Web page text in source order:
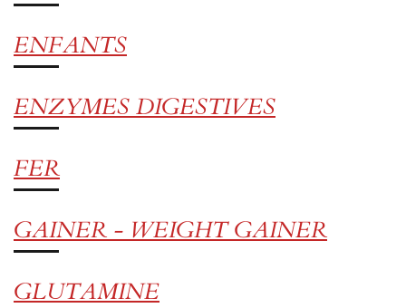
ENFANTS
ENZYMES DIGESTIVES
FER
GAINER - WEIGHT GAINER
GLUTAMINE